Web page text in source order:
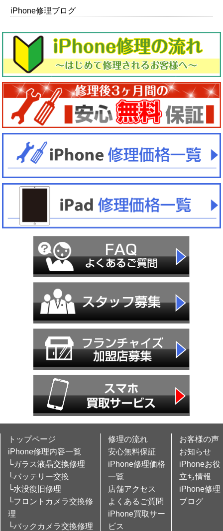
iPhone修理ブログ
トップページ
iPhone修理内容一覧
└ガラス液晶交換修理
└バッテリー交換
└水没復旧修理
└フロントカメラ交換修
理
└バックカメラ交換修理
修理の流れ
安心無料保証
iPhone修理価格
一覧
店舗アクセス
よくあるご質問
iPhone買取サー
ビス
お客様の声
お知らせ
iPhoneお役
立ち情報
iPhone修理
ブログ